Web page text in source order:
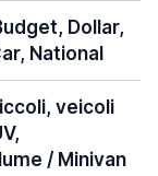
Dollar,
National
veicoli
/ Minivan